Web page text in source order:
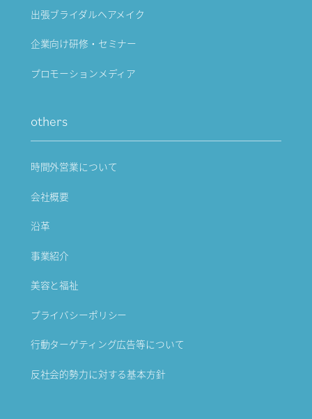
出張ブライダルヘアメイク
企業向け研修・セミナー
プロモーションメディア
others
時間外営業について
会社概要
沿革
事業紹介
美容と福祉
プライバシーポリシー
行動ターゲティング広告等について
反社会的勢力に対する基本方針